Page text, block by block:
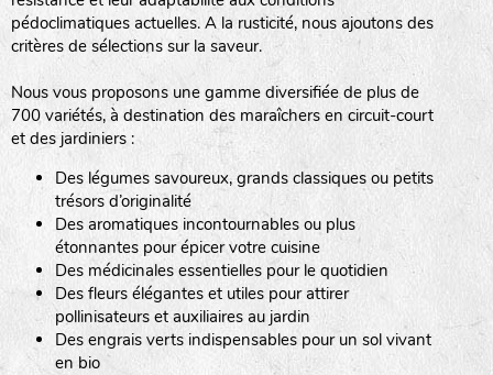
pédoclimatiques actuelles. A la rusticité, nous ajoutons des
critères de sélections sur la saveur.
Nous vous proposons une gamme diversifiée de plus de
700 variétés, à destination des maraîchers en circuit-court
et des jardiniers :
Des légumes savoureux, grands classiques ou petits
trésors d’originalité
Des aromatiques incontournables ou plus
étonnantes pour épicer votre cuisine
Des médicinales essentielles pour le quotidien
Des fleurs élégantes et utiles pour attirer
pollinisateurs et auxiliaires au jardin
Des engrais verts indispensables pour un sol vivant
en bio
tas de compost
fleurs
animaux domestiques